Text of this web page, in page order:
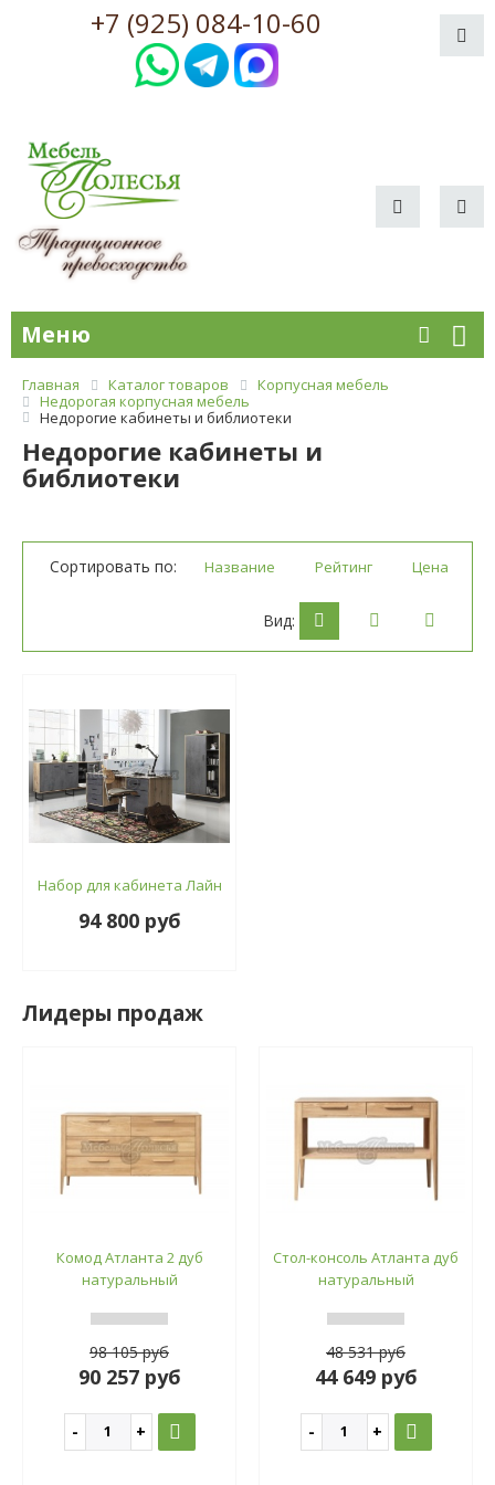
+7 (925) 084-10-60
Меню
Главная Каталог товаров
Корпусная мебель
Недорогая корпусная мебель
Недорогие кабинеты и библиотеки
Недорогие кабинеты и
библиотеки
Сортировать по: Название Рейтинг Цена
Вид:
Набор для кабинета Лайн
94 800 руб
Лидеры продаж
Комод Атланта 2 дуб
натуральный
98 105 руб
90 257 руб
Стол-консоль Атланта дуб
натуральный
48 531 руб
44 649 руб